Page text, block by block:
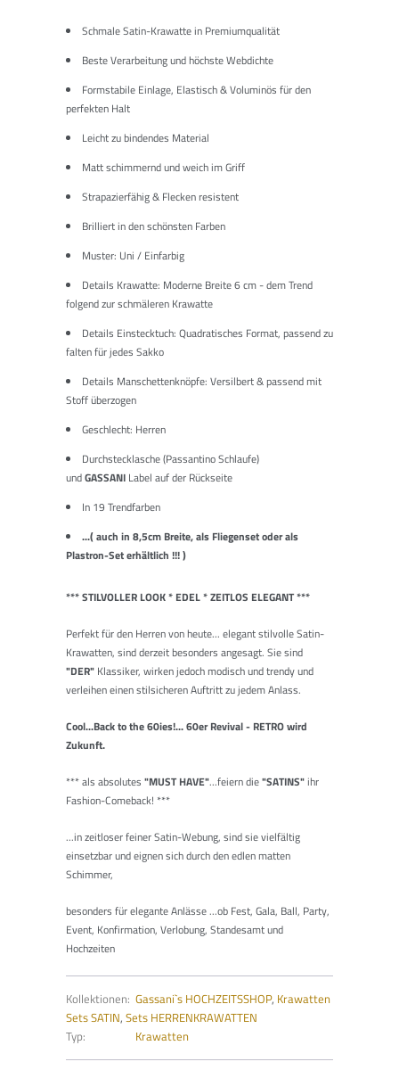
Schmale Satin-Krawatte in Premiumqualität
Beste Verarbeitung und höchste Webdichte
Formstabile Einlage, Elastisch & Voluminös für den
perfekten Halt
Leicht zu bindendes Material
Matt schimmernd und weich im Griff
Strapazierfähig & Flecken resistent
Brilliert in den schönsten Farben
Muster: Uni / Einfarbig
Details Krawatte: Moderne Breite 6 cm - dem Trend
folgend zur schmäleren Krawatte
Details Einstecktuch: Quadratisches Format, passend zu
falten für jedes Sakko
Details Manschettenknöpfe: Versilbert & passend mit
Stoff überzogen
Geschlecht: Herren
Durchstecklasche (Passantino Schlaufe)
undGASSANI Label auf der Rückseite
In 19 Trendfarben
...( auch in 8,5cm Breite, als Fliegenset oder als
Plastron-Set erhältlich !!! )
*** STILVOLLER LOOK * EDEL * ZEITLOS ELEGANT ***
Perfekt für den Herren von heute... elegant stilvolle Satin-
Krawatten, sind derzeit besonders angesagt. Sie sind
"DER" Klassiker, wirken jedoch modisch und trendy und
verleihen einen stilsicheren Auftritt zu jedem Anlass.
Cool...Back to the 60ies!... 60er Revival - RETRO wird
Zukunft.
***als absolutes "MUST HAVE"...feiern die"SATINS"ihr
Fashion-Comeback! ***
...in zeitloser feiner Satin-Webung, sind sie vielfältig
einsetzbar und eignen sich durch den edlen matten
Schimmer,
besonders für elegante Anlässe ...ob Fest, Gala, Ball, Party,
Event, Konfirmation, Verlobung, Standesamt und
Hochzeiten
Kollektionen: Gassani`s HOCHZEITSSHOP, Krawatten
Sets SATIN, Sets HERRENKRAWATTEN
Typ:
Krawatten